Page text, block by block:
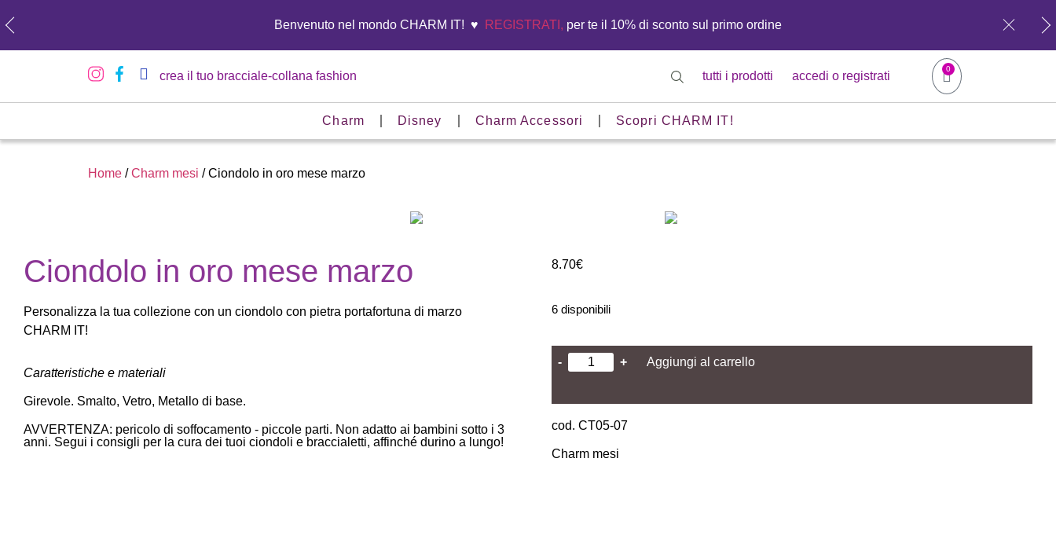
Benvenuto nel mondo CHARM IT! ♥️ REGISTRATI, per te il 10% di sconto sul primo ordine
crea il tuo bracciale-collana fashion tutti i prodotti accedi o registrati
0
Charm Disney Charm Accessori Scopri CHARM IT!
Home /Charm mesi / Ciondolo in oro mese marzo
Ciondolo in oro mese marzo
Personalizza la tua collezione con un ciondolo con pietra portafortuna di marzo
CHARM IT!
Caratteristiche e materiali
Girevole. Smalto, Vetro, Metallo di base.
AVVERTENZA: pericolo di soffocamento - piccole parti. Non adatto ai bambini sotto i 3
anni. Segui i consigli per la cura dei tuoi ciondoli e braccialetti, affinché durino a lungo!
8.70€
6 disponibili
- + Aggiungi al carrello
cod. CT05-07
Charm mesi